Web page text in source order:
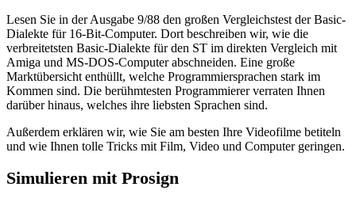
Lesen Sie in der Ausgabe 9/88 den großen Vergleichstest der Basic-
Dialekte für 16-Bit-Computer. Dort beschreiben wir, wie die
verbreitetsten Basic-Dialekte für den ST im direkten Vergleich mit
Amiga und MS-DOS-Computer abschneiden. Eine große
Marktübersicht enthüllt, welche Programmiersprachen stark im
Kommen sind. Die berühmtesten Programmierer verraten Ihnen
darüber hinaus, welches ihre liebsten Sprachen sind.
Außerdem erklären wir, wie Sie am besten Ihre Videofilme betiteln
und wie Ihnen tolle Tricks mit Film, Video und Computer geringen.
Simulieren mit Prosign